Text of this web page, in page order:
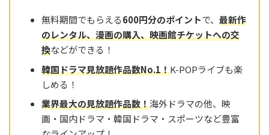
無料期間でもらえる600円分のポイントで、 最新作
のレンタル、漫画の購入、映画館チケットへの交
換などができる！
韓国ドラマ見放題作品数No.1！K-POPライブも楽
しめる！
業界最大の見放題作品数！海外ドラマの他、映
画・国内ドラマ・韓国ドラマ・スポーツなど豊富